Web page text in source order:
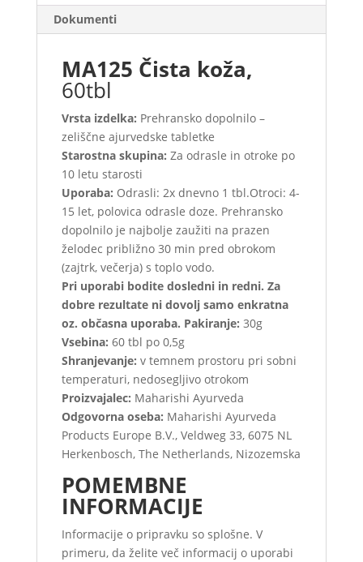
Dokumenti
MA125 Čista koža,
60tbl
Vrsta izdelka: Prehransko dopolnilo –
zeliščne ajurvedske tabletke
Starostna skupina: Za odrasle in otroke po
10 letu starosti
Uporaba: Odrasli: 2x dnevno 1 tbl.Otroci: 4-
15 let, polovica odrasle doze. Prehransko
dopolnilo je najbolje zaužiti na prazen
želodec približno 30 min pred obrokom
(zajtrk, večerja) s toplo vodo.
Pri uporabi bodite dosledni in redni. Za
dobre rezultate ni dovolj samo enkratna
oz. občasna uporaba. Pakiranje: 30g
Vsebina: 60 tbl po 0,5g
Shranjevanje: v temnem prostoru pri sobni
temperaturi, nedosegljivo otrokom
Proizvajalec: Maharishi Ayurveda
Odgovorna oseba: Maharishi Ayurveda
Products Europe B.V., Veldweg 33, 6075 NL
Herkenbosch, The Netherlands, Nizozemska
POMEMBNE
INFORMACIJE
Informacije o pripravku so splošne. V
primeru, da želite več informacij o uporabi